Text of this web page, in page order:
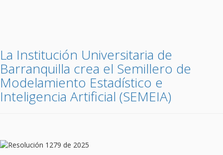
La Institución Universitaria de
Barranquilla crea el Semillero de
Modelamiento Estadístico e
Inteligencia Artificial (SEMEIA)